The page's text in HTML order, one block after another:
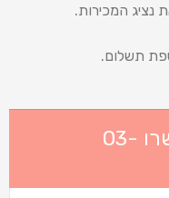
נציג המכירות.
תשלום.
הזמינו עכשיו או התקשרו 03-